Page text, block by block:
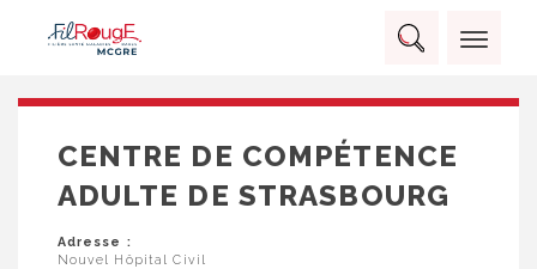
content
Rechercher :
RECHERCHER
CENTRE DE COMPÉTENCE
ADULTE DE STRASBOURG
Adresse :
Nouvel Hôpital Civil